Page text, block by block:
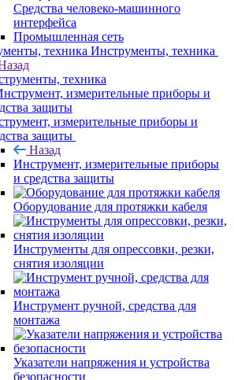
Средства человеко-машинного
интерфейса
Промышленная сеть
Инструменты, техника
техника
измерительные приборы и
защиты
Назад
Инструмент, измерительные приборы
и средства защиты
Оборудование для протяжки кабеля
Инструменты для опрессовки, резки,
снятия изоляции
Инструмент ручной, средства для
монтажа
Указатели напряжения и устройства
безопасности